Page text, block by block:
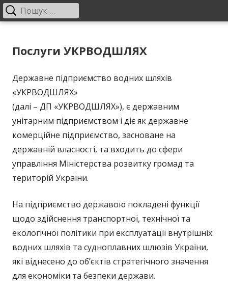
Головне
Пошук:
Послуги УКРВОДШЛЯХ
Державне підприємство водних шляхів
«УКРВОДШЛЯХ»
(далі – ДП «УКРВОДШЛЯХ»), є державним
унітарним підприємством і діє як державне
комерційне підприємство, засноване на
державній власності, та входить до сфери
управління Міністерства розвитку громад та
територій України.
На підприємство державою покладені функції
щодо здійснення транспортної, технічної та
екологічної політики при експлуатації внутрішніх
водних шляхів та судноплавних шлюзів України,
які віднесено до об’єктів стратегічного значення
для економіки та безпеки держави.